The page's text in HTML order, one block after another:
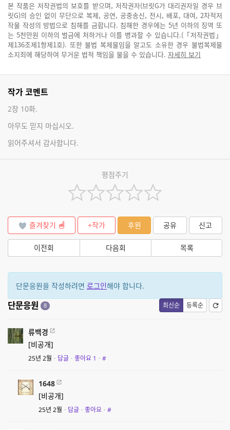
본 작품은 저작권법의 보호를 받으며, 저작권자(브릿G가 대리권자일 경우 브
릿G)의 승인 없이 무단으로 복제, 공연, 공중송신, 전시, 배포, 대여, 2차적저
작물 작성의 방법으로 침해를 금합니다. 침해한 경우에는 5년 이하의 징역 또
는 5천만원 이하의 벌금에 처하거나 이를 병과할 수 있습니다.(「저작권법」
제136조제1항제1호). 또한 불법 복제물임을 알고도 소유한 경우 불법복제물
소지죄에 해당하여 무거운 법적 책임을 물을 수 있습니다. 자세히 보기
작가 코멘트
2장 10화.
아무도 믿지 마십시오.
읽어주셔서 감사합니다.
평점주기
즐겨찾기 +작가 후원 공유 신고
이전회 다음회 목록
단문응원을 작성하려면 로그인해야 합니다.
최신순 등록순
단문응원 8
류백경
[비공개]
25년 2월 · 답글 · 좋아요 1 · #
1648
[비공개]
25년 2월 · 답글 · 좋아요 · #